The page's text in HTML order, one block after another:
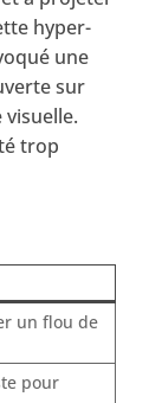
hyper-
une
sur
trop
un flou de
pour